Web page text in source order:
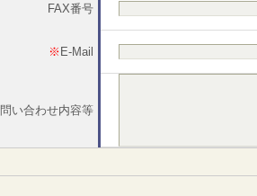
FAX番号
※ E-Mail
問い合わせ内容等